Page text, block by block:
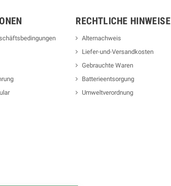
RECHTLICHE HINWEISE
Alternachweis
Liefer-und-Versandkosten
Gebrauchte Waren
Batterieentsorgung
Umweltverordnung